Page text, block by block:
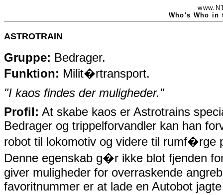
Who's Who in
ASTROTRAIN
Gruppe: Bedrager.
Funktion: Milit�rtransport.
"I kaos findes der muligheder."
Profil: At skabe kaos er Astrotrains
Bedrager og trippelforvandler kan han
robot til lokomotiv og videre til rumf�rge
Denne egenskab g�r ikke blot fjenden
giver muligheder for overraskende
favoritnummer er at lade en Autobot